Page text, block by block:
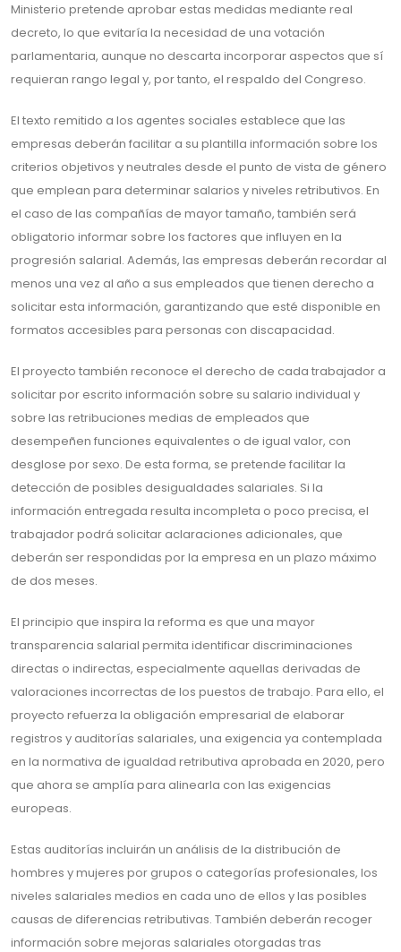
Ministerio pretende aprobar estas medidas mediante real
decreto, lo que evitaría la necesidad de una votación
parlamentaria, aunque no descarta incorporar aspectos que sí
requieran rango legal y, por tanto, el respaldo del Congreso.
El texto remitido a los agentes sociales establece que las
empresas deberán facilitar a su plantilla información sobre los
criterios objetivos y neutrales desde el punto de vista de género
que emplean para determinar salarios y niveles retributivos. En
el caso de las compañías de mayor tamaño, también será
obligatorio informar sobre los factores que influyen en la
progresión salarial. Además, las empresas deberán recordar al
menos una vez al año a sus empleados que tienen derecho a
solicitar esta información, garantizando que esté disponible en
formatos accesibles para personas con discapacidad.
El proyecto también reconoce el derecho de cada trabajador a
solicitar por escrito información sobre su salario individual y
sobre las retribuciones medias de empleados que
desempeñen funciones equivalentes o de igual valor, con
desglose por sexo. De esta forma, se pretende facilitar la
detección de posibles desigualdades salariales. Si la
información entregada resulta incompleta o poco precisa, el
trabajador podrá solicitar aclaraciones adicionales, que
deberán ser respondidas por la empresa en un plazo máximo
de dos meses.
El principio que inspira la reforma es que una mayor
transparencia salarial permita identificar discriminaciones
directas o indirectas, especialmente aquellas derivadas de
valoraciones incorrectas de los puestos de trabajo. Para ello, el
proyecto refuerza la obligación empresarial de elaborar
registros y auditorías salariales, una exigencia ya contemplada
en la normativa de igualdad retributiva aprobada en 2020, pero
que ahora se amplía para alinearla con las exigencias
europeas.
Estas auditorías incluirán un análisis de la distribución de
hombres y mujeres por grupos o categorías profesionales, los
niveles salariales medios en cada uno de ellos y las posibles
causas de diferencias retributivas. También deberán recoger
información sobre mejoras salariales otorgadas tras